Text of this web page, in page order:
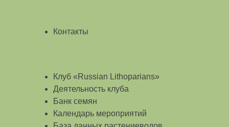
Контакты
Клуб «Russian Lithoparians»
Деятельность клуба
Банк семян
Календарь мероприятий